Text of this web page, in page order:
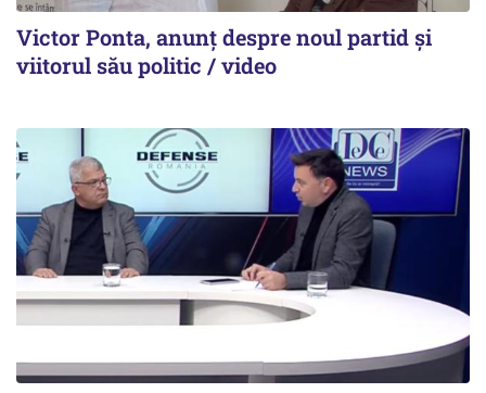
Victor Ponta, anunț despre noul partid și
viitorul său politic / video